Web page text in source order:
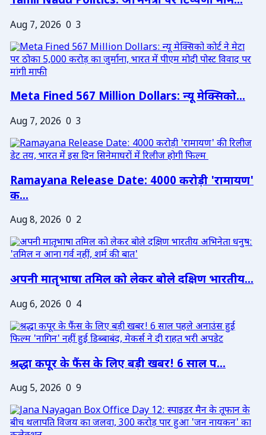
Aug 7, 2026 0 3
Meta Fined 567 Million Dollars: न्यू मेक्सिको...
Aug 7, 2026 0 3
Ramayana Release Date: 4000 करोड़ी 'रामायण'
क...
Aug 8, 2026 0 2
अपनी मातृभाषा तमिल को लेकर बोले दक्षिण भारतीय...
Aug 6, 2026 0 4
श्रद्धा कपूर के फैंस के लिए बड़ी खबर! 6 साल प...
Aug 5, 2026 0 9